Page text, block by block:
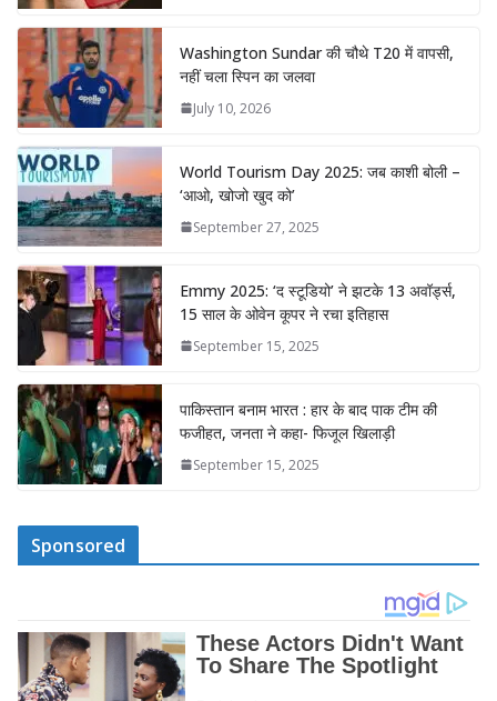
Washington Sundar की चौथे T20 में वापसी,
नहीं चला स्पिन का जलवा
July 10, 2026
World Tourism Day 2025: जब काशी बोली –
‘आओ, खोजो खुद को’
September 27, 2025
Emmy 2025: ‘द स्टूडियो’ ने झटके 13 अवॉर्ड्स,
15 साल के ओवेन कूपर ने रचा इतिहास
September 15, 2025
पाकिस्तान बनाम भारत : हार के बाद पाक टीम की
फजीहत, जनता ने कहा- फिजूल खिलाड़ी
September 15, 2025
Sponsored